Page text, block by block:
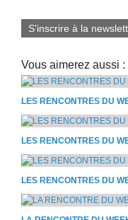
S'inscrire à la
Vous aimerez aussi :
LES RENCONTRES DU
LES RENCONTRES DU
LES RENCONTRES DU